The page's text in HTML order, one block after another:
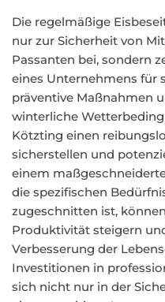
Die regelmäßige
nur zur Sicherheit von
Passanten bei, sondern
eines Unternehmens für
präventive Maßnahmen
winterliche
Kötzting einen
sicherstellen und
einem
die spezifischen
zugeschnitten ist,
Produktivität steigern
Verbesserung der
Investitionen in
sich nicht nur in der